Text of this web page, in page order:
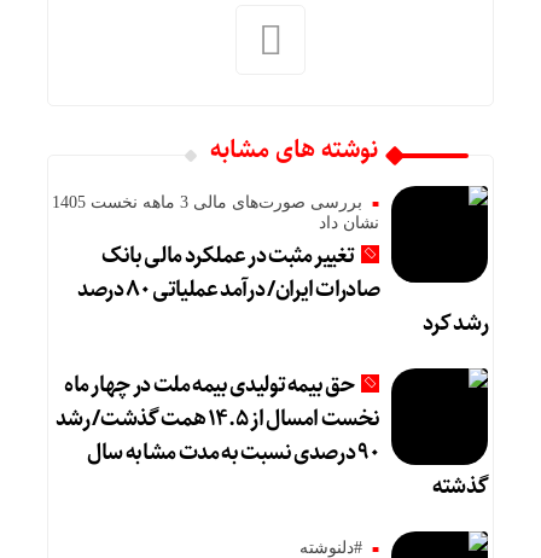
نوشته های مشابه
بررسی صورت‌های مالی 3 ماهه نخست 1405
نشان داد
تغییر مثبت در عملکرد مالی بانک
صادرات ایران/ درآمد عملیاتی ۸۰ درصد
رشد کرد
حق بیمه تولیدی بیمه ملت در چهار ماه
نخست امسال از ۱۴.۵ همت گذشت/ رشد
۹۰ درصدی نسبت به مدت مشابه سال
گذشته
#دلنوشته